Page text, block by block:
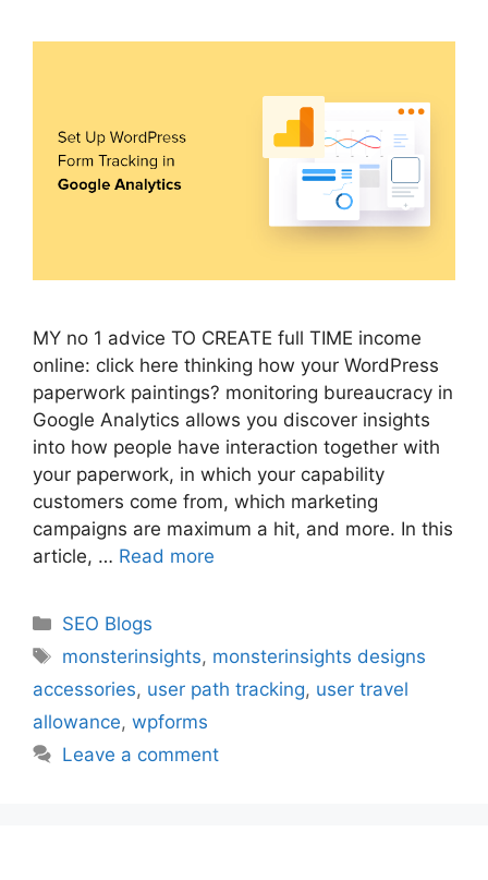
MY no 1 advice TO CREATE full TIME income
online: click here thinking how your WordPress
paperwork paintings? monitoring bureaucracy in
Google Analytics allows you discover insights
into how people have interaction together with
your paperwork, in which your capability
customers come from, which marketing
campaigns are maximum a hit, and more. In this
article, … Read more
Categories
SEO Blogs
Tags
monsterinsights, monsterinsights designs
accessories, user path tracking, user travel
allowance, wpforms
Leave a comment